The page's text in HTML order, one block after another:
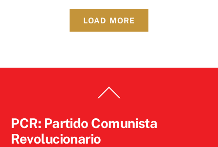
LOAD MORE
To
PCR: Partido Comunista
Revolucionario